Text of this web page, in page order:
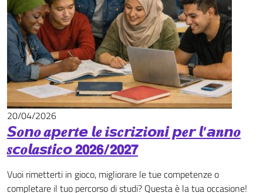
20/04/2026
𝙎𝒐𝙣𝒐 𝒂𝙥𝒆𝙧𝒕𝙚 𝙡𝒆 𝒊𝙨𝒄𝙧𝒊𝙯𝒊𝙤𝒏𝙞 𝙥𝒆𝙧 𝙡’𝙖𝒏𝙣𝒐
𝒔𝙘𝒐𝙡𝒂𝙨𝒕𝙞𝒄𝙤 𝟮𝟬𝟮𝟲/𝟮𝟬𝟮𝟳
Vuoi rimetterti in gioco, migliorare le tue competenze o
completare il tuo percorso di studi? Questa è la tua occasione!